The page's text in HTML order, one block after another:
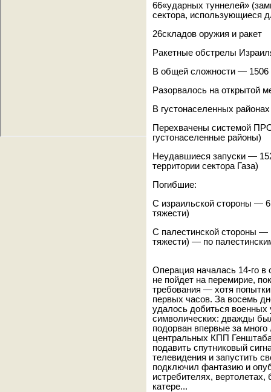
66«ударных туннелей»
сектора, использующиеся
26складов оружия и ракет
Ракетные обстрелы
В общей сложности — 1506
Разорвалось на открытой
В густонаселенных
Перехвачены системой
густонаселенные районы)
Неудавшиеся запуски —
территории сектора Газа)
Погибшие:
С израильской стороны —
тяжести)
С палестинской стороны —
тяжести) — по
Операция началась 14-го
не пойдет на перемирие,
требования — хотя
первых часов. За восемь
удалось добиться
символических: дважды
подорван впервые за много
центральных КПП
подавить спутниковый
телевидения и запустить
подключил фантазию и
истребителях,
катере...